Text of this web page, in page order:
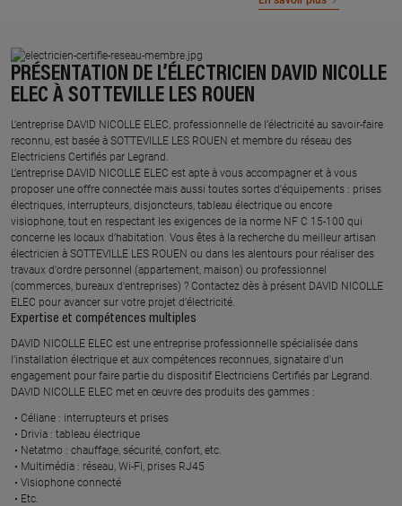
PRÉSENTATION DE L’ÉLECTRICIEN DAVID NICOLLE
ELEC À SOTTEVILLE LES ROUEN
L’entreprise DAVID NICOLLE ELEC, professionnelle de l’électricité au savoir-faire
reconnu, est basée à SOTTEVILLE LES ROUEN et membre du réseau des
Electriciens Certifiés par Legrand.​
L’entreprise DAVID NICOLLE ELEC est apte à vous accompagner et à vous
proposer une offre connectée mais aussi toutes sortes d'équipements : prises
électriques, interrupteurs, disjoncteurs, tableau électrique ou encore
visiophone, tout en respectant les exigences de la norme NF C 15-100 qui
concerne les locaux d’habitation. Vous êtes à la recherche du meilleur artisan
électricien à SOTTEVILLE LES ROUEN ou dans les alentours pour réaliser des
travaux d'ordre personnel (appartement, maison) ou professionnel
(commerces, bureaux d'entreprises) ? Contactez dès à présent DAVID NICOLLE
ELEC pour avancer sur votre projet d’électricité.
Expertise et compétences multiples​
​DAVID NICOLLE ELEC est une entreprise professionnelle spécialisée dans
l’installation électrique et aux compétences reconnues, ​signataire d'un
engagement pour faire partie du dispositif Electriciens Certifiés par Legrand​.
DAVID NICOLLE ELEC met en œuvre des produits des gammes : ​
Céliane : interrupteurs et prises ​
Drivia : tableau électrique ​
Netatmo : chauffage, sécurité, confort, etc.​
Multimédia : réseau, Wi-Fi, prises RJ45​
Visiophone connecté​
Etc.​